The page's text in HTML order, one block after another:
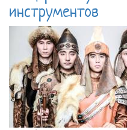
инструментов